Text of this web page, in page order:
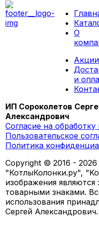
О
Акции
и
ИП Сороколетов
Александрович
Согласие на
Пользовательское
Политика
Copyright © 2016 - 2026
"КотлыКолонки.ру",
изображения
товарными знаками.
использования
Сергей Александрович.